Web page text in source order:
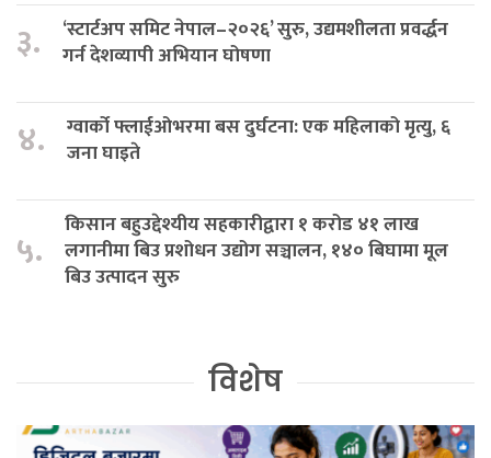
३.
‘स्टार्टअप समिट नेपाल–२०२६’ सुरु, उद्यमशीलता प्रवर्द्धन
गर्न देशव्यापी अभियान घोषणा
४.
ग्वार्को फ्लाईओभरमा बस दुर्घटना: एक महिलाको मृत्यु, ६
जना घाइते
५.
किसान बहुउद्देश्यीय सहकारीद्वारा १ करोड ४१ लाख
लगानीमा बिउ प्रशोधन उद्योग सञ्चालन, १४० बिघामा मूल
बिउ उत्पादन सुरु
विशेष